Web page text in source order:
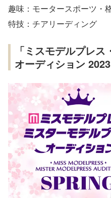
趣味：モータースポーツ・
特技：チアリーディング
「ミスモデルプレ
オーディション